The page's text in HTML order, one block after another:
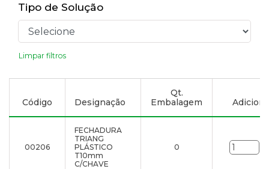
Tipo de Solução
Limpar filtros
Código Designação
Qt.
Embalagem
00206
FECHADURA
TRIANG
PLÁSTICO
T10mm
C/CHAVE
0